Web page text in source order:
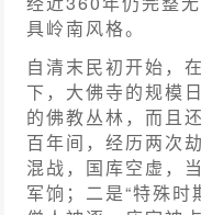
具岭南风格。
自清末民初开始，
下，大佛寺的规模
的佛教丛林，而且
百年间，经历两次
混战，国库空虚，
军饷；二是“特殊时